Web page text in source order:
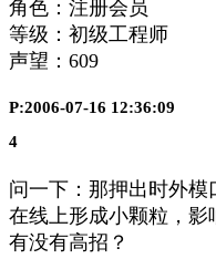
角色：注册会员
等级：初级工程师
声望： 609
P:2006-07-16 12:36:09
4
问一下：那押出时外
在线上形成小颗粒，影
有没有高招？